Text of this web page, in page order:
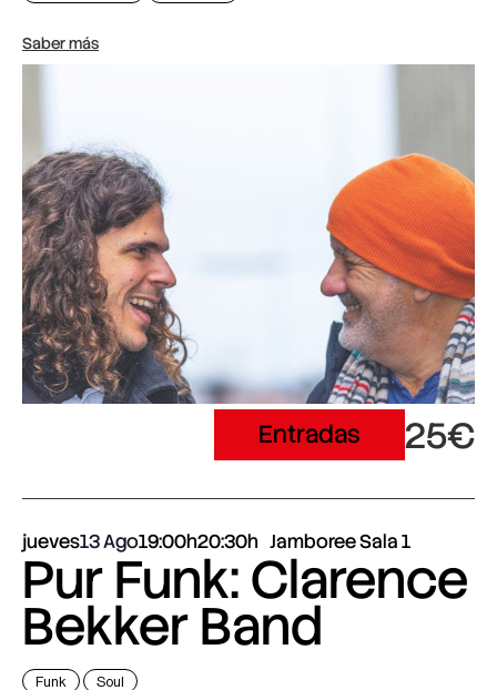
Saber más
Entradas 25€
jueves13 Ago19:00h20:30h Jamboree Sala 1
Pur Funk: Clarence
Bekker Band
Funk Soul